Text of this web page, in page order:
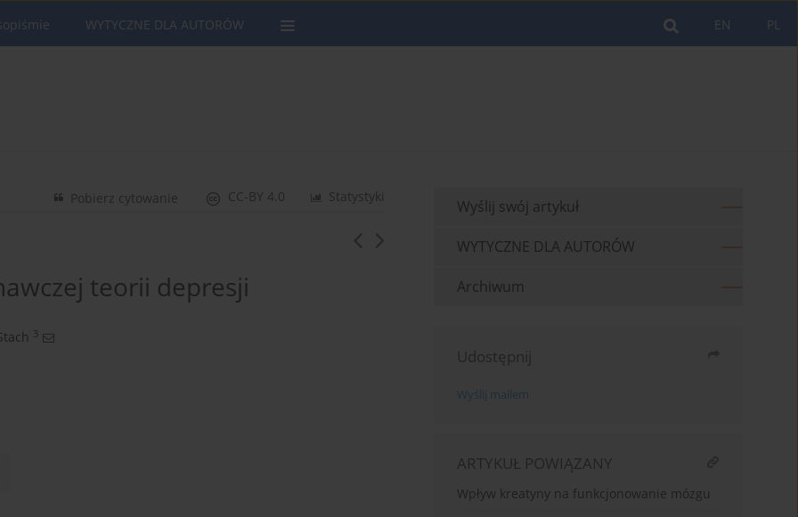
PL
EN
WYTYCZNE DLA AUTORÓW
Statystyki
CC-BY 4.0
Pobierz cytowanie
teorii depresji
3
Wyślij swój artykuł
WYTYCZNE DLA AUTORÓW
Archiwum
Udostępnij
Wyślij mailem
ARTYKUŁ POWIĄZANY
Wpływ kreatyny na funkcjonowanie mózgu